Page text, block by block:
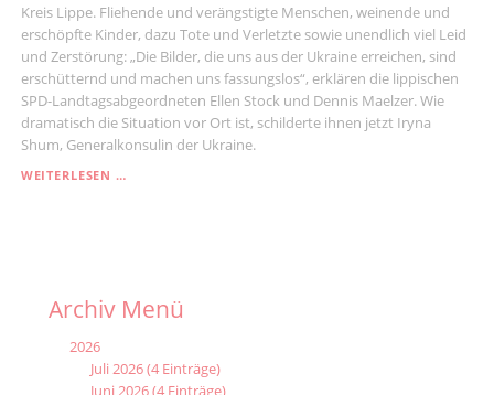
Kreis Lippe. Fliehende und verängstigte Menschen, weinende und
erschöpfte Kinder, dazu Tote und Verletzte sowie unendlich viel Leid
und Zerstörung: „Die Bilder, die uns aus der Ukraine erreichen, sind
erschütternd und machen uns fassungslos“, erklären die lippischen
SPD-Landtagsabgeordneten Ellen Stock und Dennis Maelzer. Wie
dramatisch die Situation vor Ort ist, schilderte ihnen jetzt Iryna
Shum, Generalkonsulin der Ukraine.
WEITERLESEN …
Archiv Menü
2026
Juli 2026 (4 Einträge)
Juni 2026 (4 Einträge)